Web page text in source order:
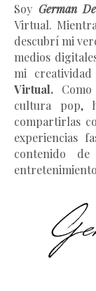
Soy German
Virtual.
descubrí mi
medios
mi
Virtual.
cultura pop,
compartirlas
experiencias
contenido